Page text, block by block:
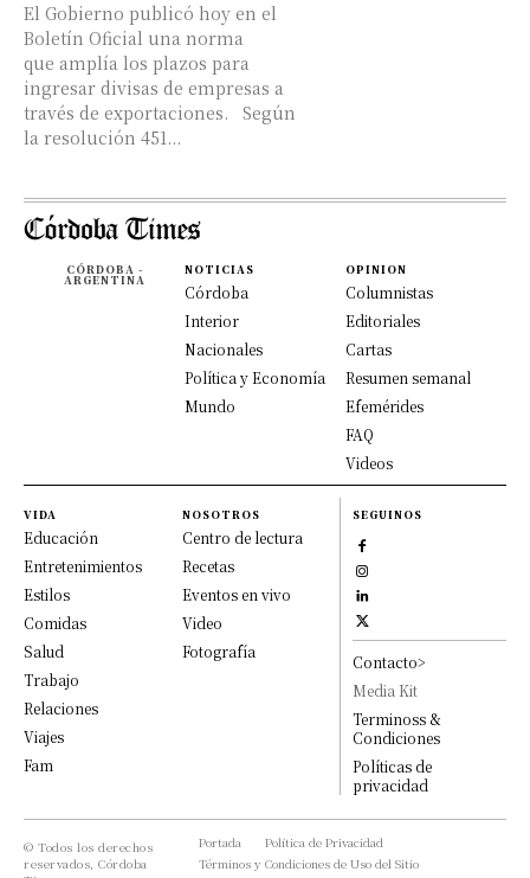
El Gobierno publicó hoy en el
Boletín Oficial una norma
que amplía los plazos para
ingresar divisas de empresas a
través de exportaciones. Según
la resolución 451...
CÓRDOBA -
ARGENTINA
NOTICIAS
Córdoba
Interior
Nacionales
Política y Economía
Mundo
OPINION
Columnistas
Editoriales
Cartas
Resumen semanal
Efemérides
FAQ
Videos
VIDA
Educación
Entretenimientos
Estilos
Comidas
Salud
Trabajo
Relaciones
Viajes
Fam
NOSOTROS
Centro de lectura
Recetas
Eventos en vivo
Video
Fotografía
SEGUINOS
Contacto>
Media Kit
Terminoss &
Condiciones
Políticas de
privacidad
© Todos los derechos
reservados, Córdoba
Portada
Política de Privacidad
Términos y Condiciones de Uso del Sitio